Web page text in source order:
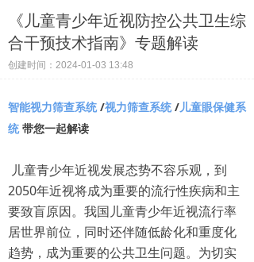
《儿童青少年近视防控公共卫生综
合干预技术指南》专题解读
创建时间： 2024-01-03 13:48
智能视力筛查系统/视力筛查系统/儿童眼保健系
统带您一起解读
儿童青少年近视发展态势不容乐观，到
2050年近视将成为重要的流行性疾病和主
要致盲原因。我国儿童青少年近视流行率
居世界前位，同时还伴随低龄化和重度化
趋势，成为重要的公共卫生问题。为切实